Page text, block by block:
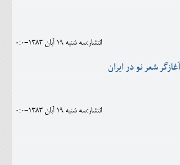
انتشار:سه شنبه 19 آبان 1383-0:0
شعر نو در ايران
انتشار:سه شنبه 19 آبان 1383-0:0